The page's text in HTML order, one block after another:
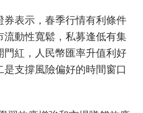
表示，春季行情有利條件
流動性寬鬆，私募逢低有集
門紅，人民幣匯率升值利好
是支撐風險偏好的時間窗口